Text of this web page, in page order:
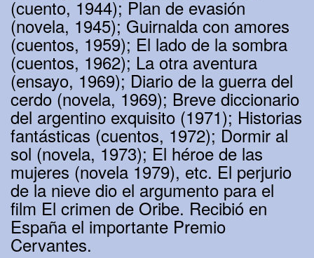
(cuento, 1944); Plan de evasión
(novela, 1945); Guirnalda con amores
(cuentos, 1959); El lado de la sombra
(cuentos, 1962); La otra aventura
(ensayo, 1969); Diario de la guerra del
cerdo (novela, 1969); Breve diccionario
del argentino exquisito (1971); Historias
fantásticas (cuentos, 1972); Dormir al
sol (novela, 1973); El héroe de las
mujeres (novela 1979), etc. El perjurio
de la nieve dio el argumento para el
film El crimen de Oribe. Recibió en
España el importante Premio
Cervantes.